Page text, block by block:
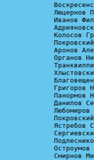
Люцернов
Иванов
Колосов
Аронов
Органов
Григоров
Панормов
Данилов
Любомиров
Ястребов
Остроумов
Смирнов